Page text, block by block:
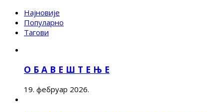
Најновије
Популарно
Тагови
О Б А В Е Ш Т Е Њ Е
19. фебруар 2026.